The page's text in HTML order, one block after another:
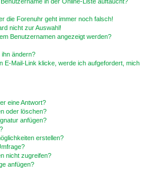
die Forenuhr geht immer noch falsch!
nicht zur Auswahl!
Benutzernamen angezeigt werden?
ändern?
E-Mail-Link klicke, werde ich aufgefordert, mich
eine Antwort?
oder löschen?
anfügen?
erstellen?
nicht zugreifen?
anfügen?